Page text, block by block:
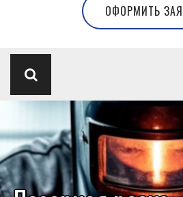
ОФОРМИТЬ